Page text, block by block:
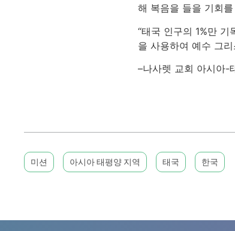
해 복음을 들을 기회
“태국 인구의 1%만
을 사용하여 예수 그
–나사렛 교회 아시아-
미션 아시아 태평양 지역 태국 한국